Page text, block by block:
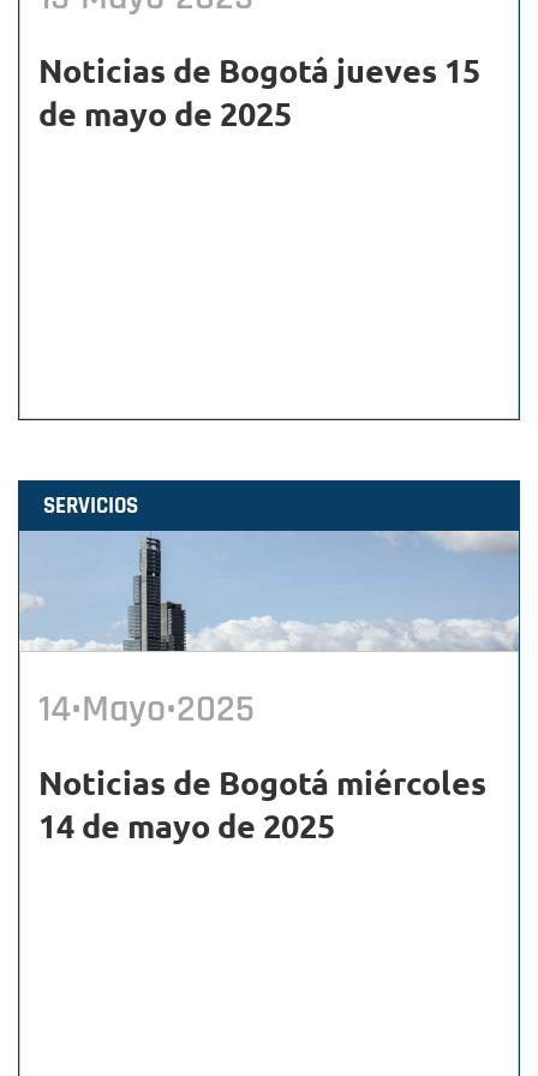
Noticias de Bogotá jueves 15
de mayo de 2025
SERVICIOS
14•Mayo•2025
Noticias de Bogotá miércoles
14 de mayo de 2025